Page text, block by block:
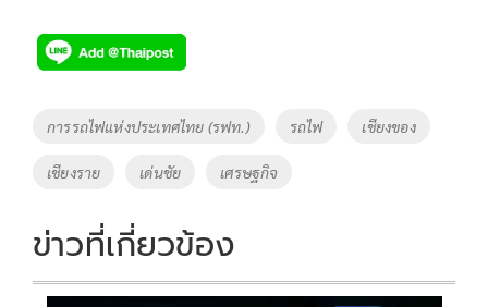
e
b
o
k
tt
er
p
y
Li
n
k
Tags
การรถไฟแห่งประเทศไทย (รฟท.) รถไฟ เชียงของ
เชียงราย เด่นชัย เศรษฐกิจ
ข่าวที่เกี่ยวข้อง